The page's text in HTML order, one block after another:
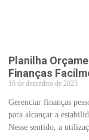
Planilha
Finanças
16 de dezembro de 2023
Gerenciar finanças
para alcançar a
Nesse sentido, a